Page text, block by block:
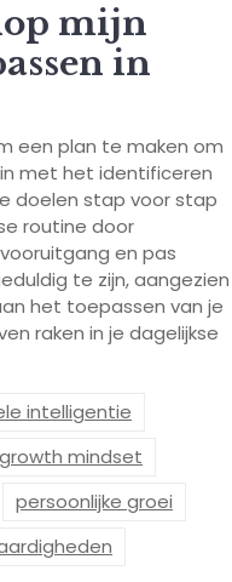
mijn
in
een plan te maken om
met het identificeren
doelen stap voor stap
routine door
en pas
te zijn, aangezien
het toepassen van je
raken in je dagelijkse
intelligentie
growth mindset
persoonlijke groei